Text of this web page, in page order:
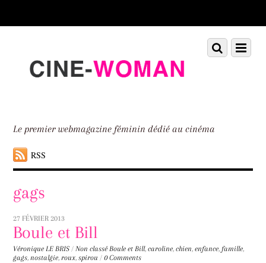
down
Le premier webmagazine féminin dédié au cinéma
RSS
Menu
Scroll
down
gags
27 FÉVRIER 2013
Boule et Bill
Véronique LE BRIS / Non classé Boule et Bill,caroline,chien,enfance, famille,
gags,nostalgie,roux,spirou / 0 Comments